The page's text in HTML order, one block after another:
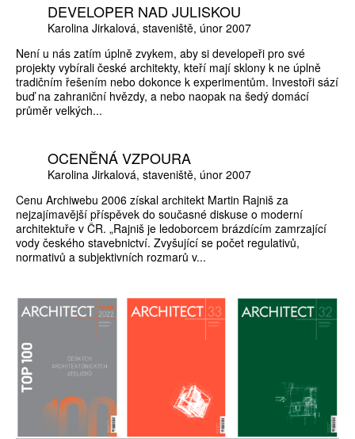
DEVELOPER NAD JULISKOU
Karolina Jirkalová staveniště únor 2007
Není u nás zatím úplně zvykem, aby si developeři pro své
projekty vybírali české architekty, kteří mají sklony k ne úplně
tradičním řešením nebo dokonce k experimentům. Investoři sází
buď na zahraniční hvězdy, a nebo naopak na šedý domácí
průměr velkých...
OCENĚNÁ VZPOURA
Karolina Jirkalová staveniště únor 2007
Cenu Archiwebu 2006 získal architekt Martin Rajniš za
nejzajímavější příspěvek do současné diskuse o moderní
architektuře v ČR. „Rajniš je ledoborcem brázdícím zamrzající
vody českého stavebnictví. Zvyšující se počet regulativů,
normativů a subjektivních rozmarů v...